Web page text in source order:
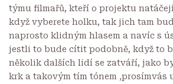
týmu filmařů, kteří o projektu natáčejí
když vyberete holku, tak jich tam
naprosto klidným hlasem a navíc s
jestli to bude cítit podobně, když to
několik dalších lidí se zatváří, jako
krk a takovým tím tónem ‚prosímvás